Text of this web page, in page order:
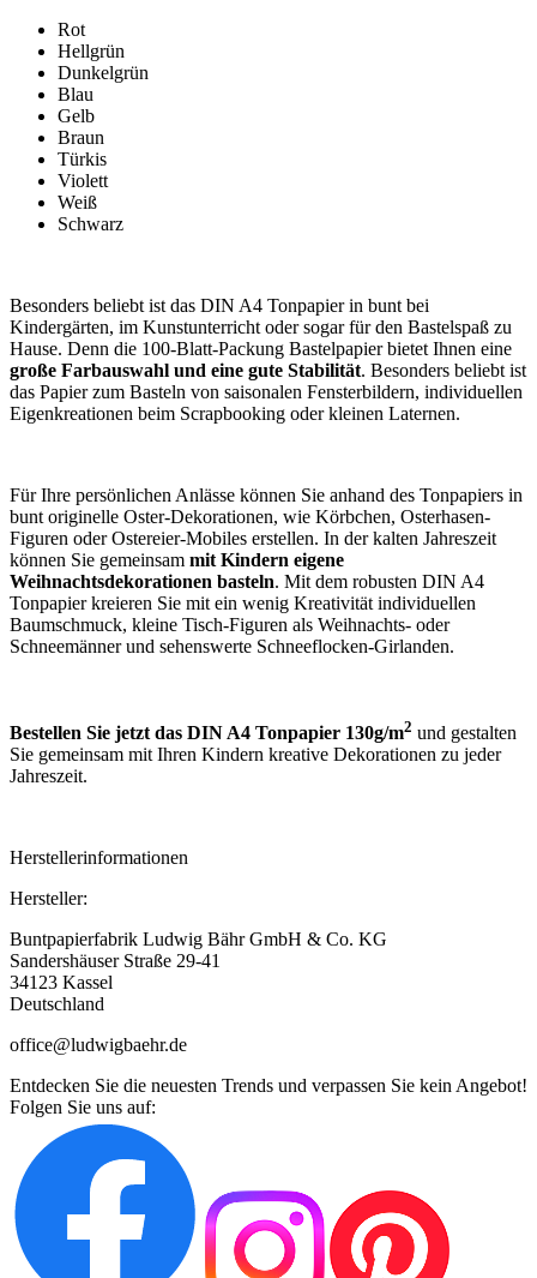
Rot
Hellgrün
Dunkelgrün
Blau
Gelb
Braun
Türkis
Violett
Weiß
Schwarz
Besonders beliebt ist das DIN A4 Tonpapier in bunt bei
Kindergärten, im Kunstunterricht oder sogar für den Bastelspaß zu
Hause. Denn die 100-Blatt-Packung Bastelpapier bietet Ihnen eine
große Farbauswahl und eine gute Stabilität. Besonders beliebt ist
das Papier zum Basteln von saisonalen Fensterbildern, individuellen
Eigenkreationen beim Scrapbooking oder kleinen Laternen.
Für Ihre persönlichen Anlässe können Sie anhand des Tonpapiers in
bunt originelle Oster-Dekorationen, wie Körbchen, Osterhasen-
Figuren oder Ostereier-Mobiles erstellen. In der kalten Jahreszeit
können Sie gemeinsam mit Kindern eigene
Weihnachtsdekorationen basteln. Mit dem robusten DIN A4
Tonpapier kreieren Sie mit ein wenig Kreativität individuellen
Baumschmuck, kleine Tisch-Figuren als Weihnachts- oder
Schneemänner und sehenswerte Schneeflocken-Girlanden.
Bestellen Sie jetzt das DIN A4 Tonpapier 130g/m2 und gestalten
Sie gemeinsam mit Ihren Kindern kreative Dekorationen zu jeder
Jahreszeit.
Herstellerinformationen
Hersteller:
Buntpapierfabrik Ludwig Bähr GmbH & Co. KG
Sandershäuser Straße 29-41
34123 Kassel
Deutschland
office@ludwigbaehr.de
Entdecken Sie die neuesten Trends und verpassen Sie kein Angebot!
Folgen Sie uns auf: